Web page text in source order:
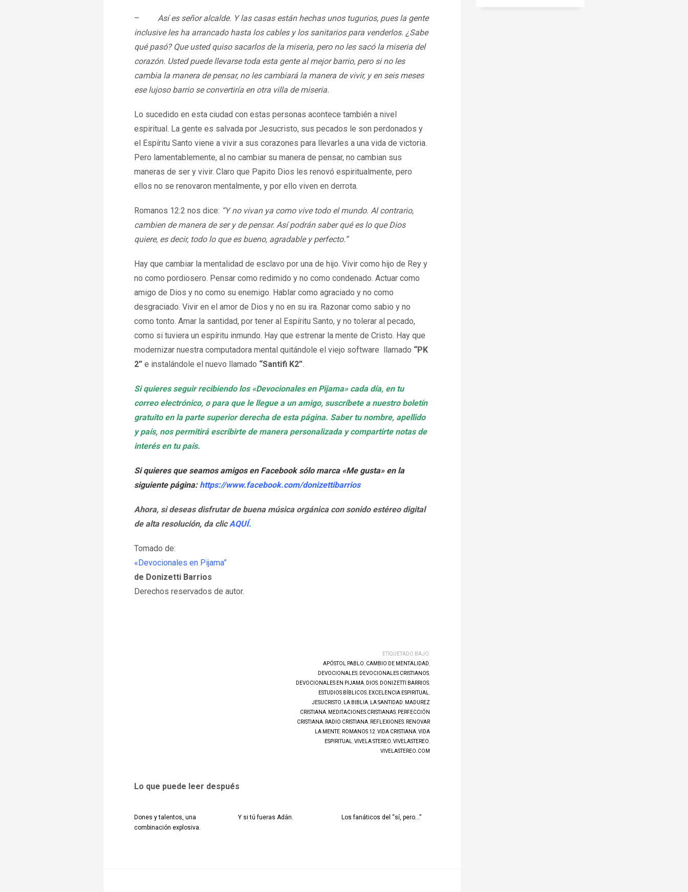
– Así es señor alcalde. Y las casas están hechas unos tugurios, pues la gente
inclusive les ha arrancado hasta los cables y los sanitarios para venderlos. ¿Sabe
qué pasó? Que usted quiso sacarlos de la miseria, pero no les sacó la miseria del
corazón. Usted puede llevarse toda esta gente al mejor barrio, pero si no les
cambia la manera de pensar, no les cambiará la manera de vivir, y en seis meses
ese lujoso barrio se convertiría en otra villa de miseria.
Lo sucedido en esta ciudad con estas personas acontece también a nivel
espiritual. La gente es salvada por Jesucristo, sus pecados le son perdonados y
el Espíritu Santo viene a vivir a sus corazones para llevarles a una vida de victoria.
Pero lamentablemente, al no cambiar su manera de pensar, no cambian sus
maneras de ser y vivir. Claro que Papito Dios les renovó espiritualmente, pero
ellos no se renovaron mentalmente, y por ello viven en derrota.
Romanos 12:2 nos dice: “Y no vivan ya como vive todo el mundo. Al contrario,
cambien de manera de ser y de pensar. Así podrán saber qué es lo que Dios
quiere, es decir, todo lo que es bueno, agradable y perfecto.”
Hay que cambiar la mentalidad de esclavo por una de hijo. Vivir como hijo de Rey y
no como pordiosero. Pensar como redimido y no como condenado. Actuar como
amigo de Dios y no como su enemigo. Hablar como agraciado y no como
desgraciado. Vivir en el amor de Dios y no en su ira. Razonar como sabio y no
como tonto. Amar la santidad, por tener al Espíritu Santo, y no tolerar al pecado,
como si tuviera un espíritu inmundo. Hay que estrenar la mente de Cristo. Hay que
modernizar nuestra computadora mental quitándole el viejo software llamado “PK
2” e instalándole el nuevo llamado “Santifi K2”.
Si quieres seguir recibiendo los «Devocionales en Pijama» cada día, en tu
correo electrónico, o para que le llegue a un amigo, suscríbete a nuestro boletín
gratuito en la parte superior derecha de esta página. Saber tu nombre, apellido
y país, nos permitirá escribirte de manera personalizada y compartirte notas de
interés en tu país.
Si quieres que seamos amigos en Facebook sólo marca «Me gusta» en la
siguiente página: https://www.facebook.com/donizettibarrios
Ahora, si deseas disfrutar de buena música orgánica con sonido estéreo digital
de alta resolución, da clicAQUÍ.
Tomado de:
«Devocionales en Pijama”
de Donizetti Barrios
Derechos reservados de autor.
ETIQUETADO BAJO:
APÓSTOL PABLO CAMBIO DE MENTALIDAD
DEVOCIONALES, DEVOCIONALES CRISTIANOS,
DEVOCIONALES EN PIJAMA, DIOS, DONIZETTI BARRIOS,
ESTUDIOS BÍBLICOS, EXCELENCIA ESPIRITUAL
JESUCRISTO
LA BIBLIA, LA SANTIDAD
MADUREZ
CRISTIANA, MEDITACIONES CRISTIANAS, PERFECCIÓN
CRISTIANA, RADIO CRISTIANA, REFLEXIONES, RENOVAR
LA MENTE, ROMANOS 12 VIDA CRISTIANA, VIDA
ESPIRITUAL
VIVELA STEREO VIVELASTEREO
VIVELASTEREO.COM
Lo que puede leer después
Dones y talentos, una
combinación explosiva.
Y si tú fueras Adán. Los fanáticos del “sí, pero…”